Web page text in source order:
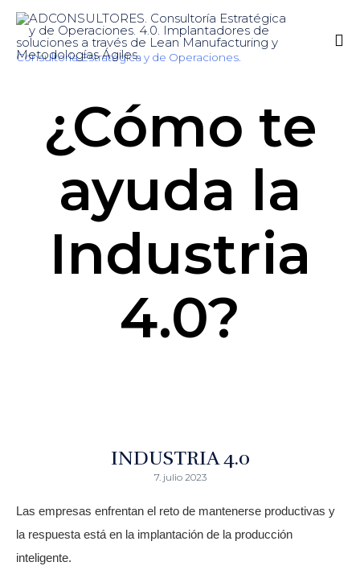
Consultoría Estratégica y de Operaciones.
¿Cómo te
ayuda la
Industria
4.0?
INDUSTRIA 4.0
7. julio 2023
Las empresas enfrentan el reto de mantenerse productivas y
la respuesta está en la implantación de la producción
inteligente.